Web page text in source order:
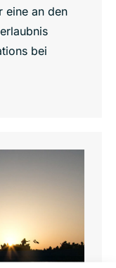
eine an den
bei